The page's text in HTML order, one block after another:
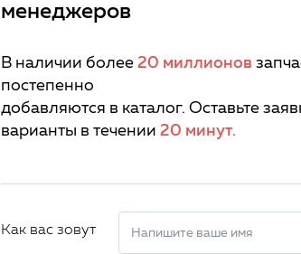
менеджеров
В наличии более 20 миллионов
постепенно
добавляются в каталог. Оставьте
варианты в течении 20 минут.
Как вас зовут